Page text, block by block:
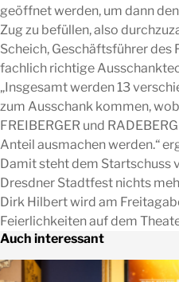
geöffnet werden, um dann
Zug zu befüllen, also
Scheich, Geschäftsführer des
fachlich richtige
„Insgesamt werden 13
zum Ausschank kommen,
FREIBERGER und
Anteil ausmachen werden.“
Damit steht dem Startschuss
Dresdner Stadtfest nichts
Dirk Hilbert wird am
Feierlichkeiten auf dem
Auch interessant